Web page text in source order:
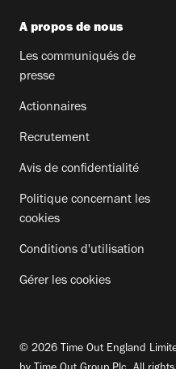
A propos de nous
Les communiqués de
presse
Actionnaires
Recrutement
Avis de confidentialité
Politique concernant les
cookies
Conditions d'utilisation
Gérer les cookies
© 2026 Time Out England